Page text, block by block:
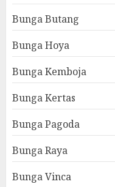
Bunga Butang
Bunga Hoya
Bunga Kemboja
Bunga Kertas
Bunga Pagoda
Bunga Raya
Bunga Vinca